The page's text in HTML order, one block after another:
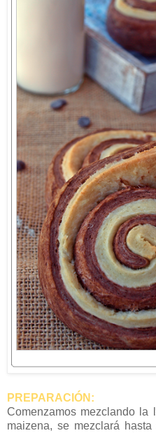
PREPARACIÓN:
Comenzamos mezclando
maizena, se mezclará